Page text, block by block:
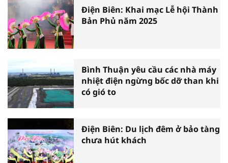
Điện Biên: Khai mạc Lễ hội Thành
Bản Phủ năm 2025
Bình Thuận yêu cầu các nhà máy
nhiệt điện ngừng bốc dỡ than khi
có gió to
Điện Biên: Du lịch đêm ở bảo tàng
chưa hút khách